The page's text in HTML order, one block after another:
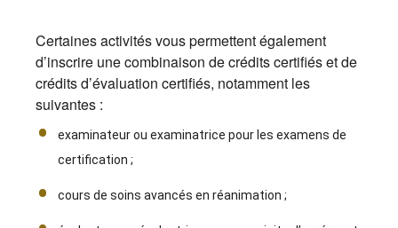
Certaines activités vous permettent également
d’inscrire une combinaison de crédits certifiés et de
crédits d’évaluation certifiés, notamment les
suivantes :
examinateur ou examinatrice pour les examens de
certification ;
cours de soins avancés en réanimation ;